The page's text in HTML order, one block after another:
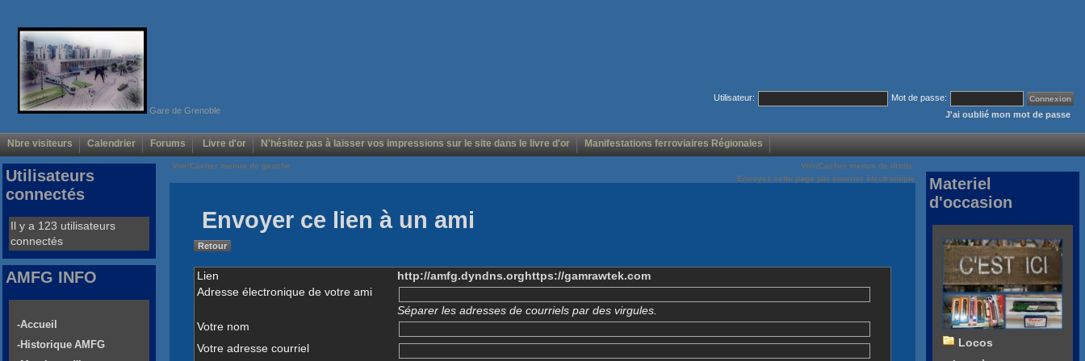
Gare de Grenoble
Utilisateur:
Mot de passe:
J'ai oublié mon mot de passe
Nbre visiteurs Calendrier Forums Livre d'or N'hésitez pas à laisser vos impressions sur le site dans le livre d'or Manifestations ferroviaires Régionales
Voir/Cacher menus de gauche
Voir/Cacher menus de droite
Envoyez cette page par courrier électronique
Envoyer ce lien à un ami
Retour
Lien
http://amfg.dyndns.orghttps://gamrawtek.com
Adresse électronique de votre ami
Séparer les adresses de courriels par des virgules.
Votre nom
Votre adresse courriel
Utilisateurs
connectés
Il y a 123 utilisateurs
connectés
AMFG INFO
-Accueil
-Historique AMFG
Materiel
d'occasion
Locos